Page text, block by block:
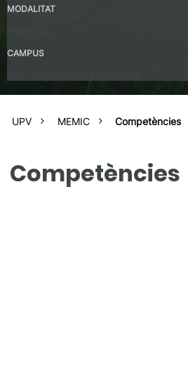
MODALITAT
CAMPUS
UPV MEMIC Competències
Competències